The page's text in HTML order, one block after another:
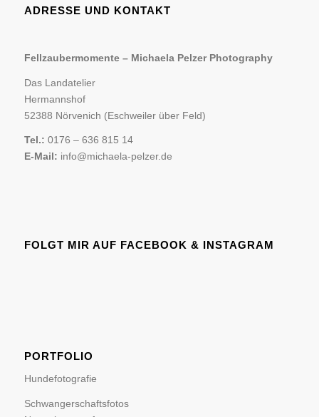
ADRESSE UND KONTAKT
Fellzaubermomente – Michaela Pelzer Photography
Das Landatelier
Hermannshof
52388 Nörvenich (Eschweiler über Feld)
Tel.: 0176 – 636 815 14
E-Mail: info@michaela-pelzer.de
FOLGT MIR AUF FACEBOOK & INSTAGRAM
PORTFOLIO
Hundefotografie
Schwangerschaftsfotos